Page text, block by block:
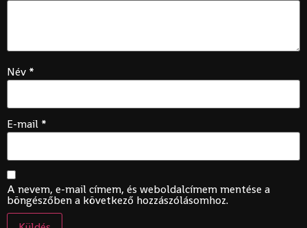
Név *
E-mail *
A nevem, e-mail címem, és weboldalcímem mentése a
böngészőben a következő hozzászólásomhoz.